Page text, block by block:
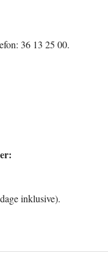
36 13 25 00.
inklusive).